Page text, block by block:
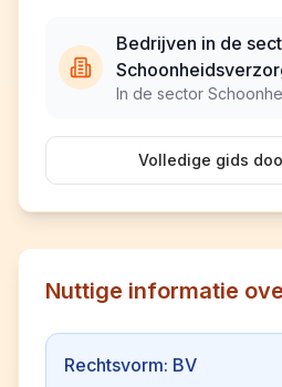
Bedrijven in de
In de sector
Volledige gids
Nuttige informatie
Rechtsvorm: BV